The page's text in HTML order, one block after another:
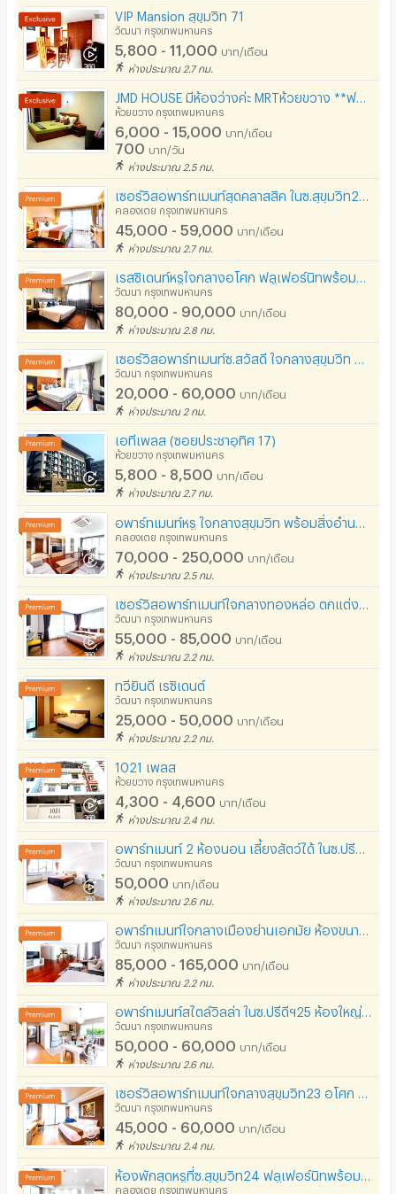
- Siam Paragon 6.6 km.VIP Mansion สุขุมวิท 71
วัฒนา กรุงเทพมหานคร
5,800 - 11,000 บาท/เดือน
ห่างประมาณ 2.7 กม.
ห้วยขวาง กรุงเทพมหานคร
6,000 - 15,000 บาท/เดือน
700 บาท/วัน
ห่างประมาณ 2.5 กม.
คลองเตย กรุงเทพมหานคร
45,000 - 59,000 บาท/เดือน
ห่างประมาณ 2.7 กม.
วัฒนา กรุงเทพมหานคร
80,000 - 90,000 บาท/เดือน
ห่างประมาณ 2.8 กม.
วัฒนา กรุงเทพมหานคร
20,000 - 60,000 บาท/เดือน
ห่างประมาณ 2 กม.
เอทีเพลส (ซอยประชาอุทิศ 17)
ห้วยขวาง กรุงเทพมหานคร
5,800 - 8,500 บาท/เดือน
ห่างประมาณ 2.7 กม.
คลองเตย กรุงเทพมหานคร
70,000 - 250,000 บาท/เดือน
ห่างประมาณ 2.5 กม.
วัฒนา กรุงเทพมหานคร
55,000 - 85,000 บาท/เดือน
ห่างประมาณ 2.2 กม.
ทวียินดี เรซิเดนต์
วัฒนา กรุงเทพมหานคร
25,000 - 50,000 บาท/เดือน
ห่างประมาณ 2.2 กม.
1021 เพลส
ห้วยขวาง กรุงเทพมหานคร
4,300 - 4,600 บาท/เดือน
ห่างประมาณ 2.4 กม.
วัฒนา กรุงเทพมหานคร
50,000 บาท/เดือน
ห่างประมาณ 2.6 กม.
วัฒนา กรุงเทพมหานคร
85,000 - 165,000 บาท/เดือน
ห่างประมาณ 2.2 กม.
วัฒนา กรุงเทพมหานคร
50,000 - 60,000 บาท/เดือน
ห่างประมาณ 2.6 กม.
วัฒนา กรุงเทพมหานคร
45,000 - 60,000 บาท/เดือน
ห่างประมาณ 2.4 กม.
คลองเตย กรุงเทพมหานคร